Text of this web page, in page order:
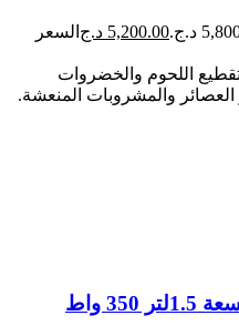
5,200.00 د.ج السعر
اللحوم والخضروات
1.6 لتر لتحضير العصائر والمشروبات المنعشة.